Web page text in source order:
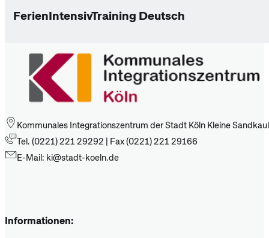
FerienIntensivTraining Deutsch
Kommunales Integrationszentrum der Stadt Köln Kleine
Tel. (0221) 221 29292 | Fax (0221) 221 29166
E-Mail: ki@stadt-koeln.de
Informationen: